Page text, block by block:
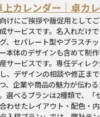
カレンダー｜卓カレ
けにご挨拶や販促用として
サービスです。名入れだけ
、セパレート型やプラスチ
本体のデザインも含めて制
サービスです。専任ディレ
、デザインの相談や修正ま
、企業や商品の魅力が伝わ
選べるプランは2種類で、「
わせたレイアウト・配色・